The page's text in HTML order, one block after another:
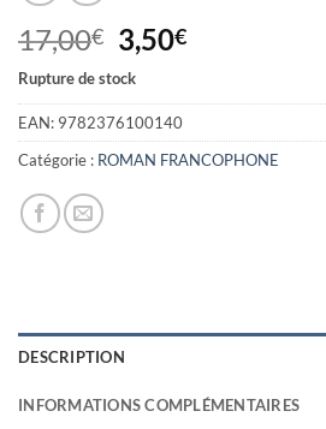
17,00€ Le
prix
initial
était :
17,00€.
3,50€Le
actuel
3,50€.
Rupture de stock
EAN: 9782376100140
Catégorie : ROMAN FRANCOPHONE
DESCRIPTION
INFORMATIONS COMPLÉMENTAIRES